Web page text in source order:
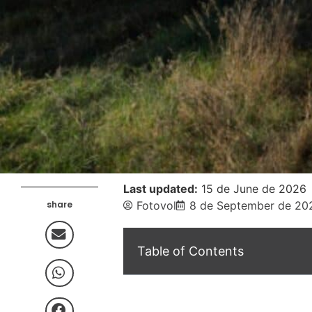
share
Last updated: 15 de June de 2026
Fotovol
8 de September de
Table of Contents